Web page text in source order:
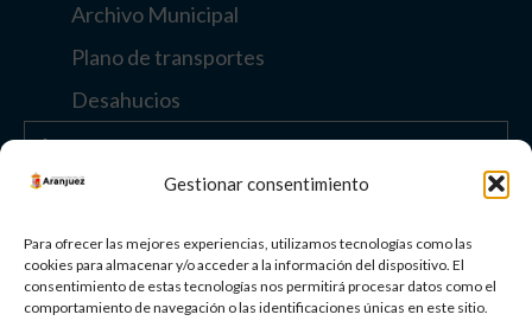
Gestionar consentimiento
Para ofrecer las mejores experiencias, utilizamos tecnologías como las
cookies para almacenar y/o acceder a la información del dispositivo. El
consentimiento de estas tecnologías nos permitirá procesar datos como el
comportamiento de navegación o las identificaciones únicas en este sitio.
Archivo Municipal
Plano de transportes
Desahucios
Enlaces de interés
Paisaje Cultural